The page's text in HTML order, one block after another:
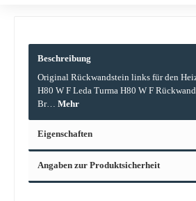
Beschreibung
Original Rückwandstein links für den
H80 W F Leda Turma H80 W F
Br… Mehr
Eigenschaften
Angaben zur Produktsicherheit